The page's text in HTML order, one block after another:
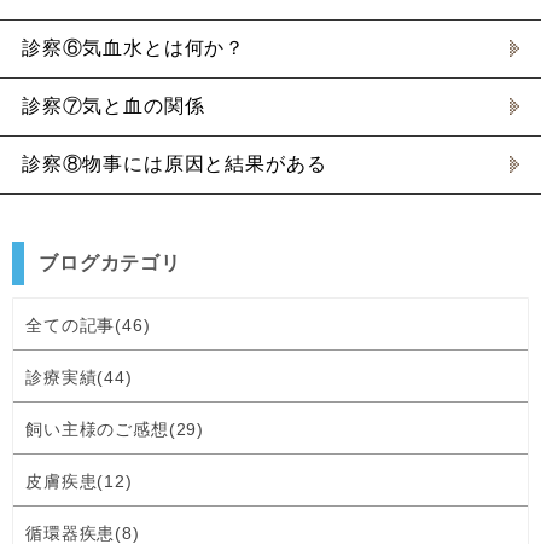
診察⑥気血水とは何か？
診察⑦気と血の関係
診察⑧物事には原因と結果がある
ブログカテゴリ
全ての記事(46)
診療実績(44)
飼い主様のご感想(29)
皮膚疾患(12)
循環器疾患(8)